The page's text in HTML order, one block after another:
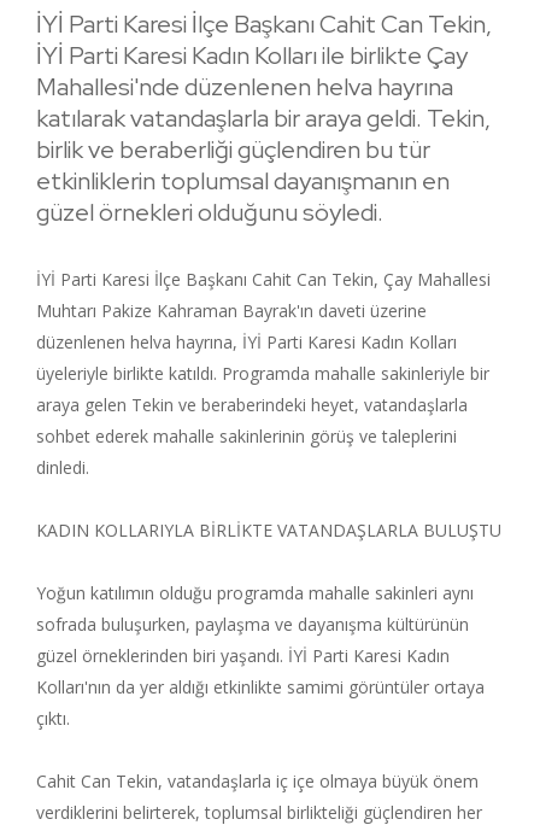
İYİ Parti Karesi İlçe Başkanı Cahit Can Tekin,
İYİ Parti Karesi Kadın Kolları ile birlikte Çay
Mahallesi'nde düzenlenen helva hayrına
katılarak vatandaşlarla bir araya geldi. Tekin,
birlik ve beraberliği güçlendiren bu tür
etkinliklerin toplumsal dayanışmanın en
güzel örnekleri olduğunu söyledi.
İYİ Parti Karesi İlçe Başkanı Cahit Can Tekin, Çay Mahallesi
Muhtarı Pakize Kahraman Bayrak'ın daveti üzerine
düzenlenen helva hayrına, İYİ Parti Karesi Kadın Kolları
üyeleriyle birlikte katıldı. Programda mahalle sakinleriyle bir
araya gelen Tekin ve beraberindeki heyet, vatandaşlarla
sohbet ederek mahalle sakinlerinin görüş ve taleplerini
dinledi.
KADIN KOLLARIYLA BİRLİKTE VATANDAŞLARLA BULUŞTU
Yoğun katılımın olduğu programda mahalle sakinleri aynı
sofrada buluşurken, paylaşma ve dayanışma kültürünün
güzel örneklerinden biri yaşandı. İYİ Parti Karesi Kadın
Kolları'nın da yer aldığı etkinlikte samimi görüntüler ortaya
çıktı.
Cahit Can Tekin, vatandaşlarla iç içe olmaya büyük önem
verdiklerini belirterek, toplumsal birlikteliği güçlendiren her